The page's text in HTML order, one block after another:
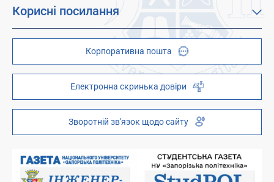
Факультети
Студентам
Дистанційне навчання
Дитячо-юнацький науковий університет (ДЮНУ)
Відокремлені структурні підрозділи
Наукова бібліотека
Телефонний довідник
Інституційний репозиторій
Корисні посилання
Стипендії і гранти
ZP - QR code
Молодіжний хаб «FREETIME»
Платні послуги
Накази та розпорядження для оприлюднення
Міністерство освіти і науки України
Корпоративна пошта
Електронна скринька довіри
Зворотній зв'язок щодо сайту